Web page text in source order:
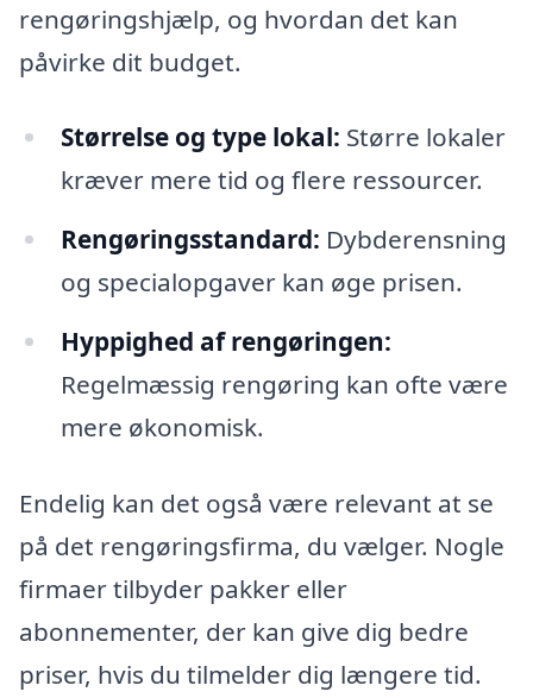
rengøringshjælp, og hvordan det kan
påvirke dit budget.
Størrelse og type lokal: Større lokaler
kræver mere tid og flere ressourcer.
Rengøringsstandard: Dybderensning
og specialopgaver kan øge prisen.
Hyppighed af rengøringen:
Regelmæssig rengøring kan ofte være
mere økonomisk.
Endelig kan det også være relevant at se
på det rengøringsfirma, du vælger. Nogle
firmaer tilbyder pakker eller
abonnementer, der kan give dig bedre
priser, hvis du tilmelder dig længere tid.